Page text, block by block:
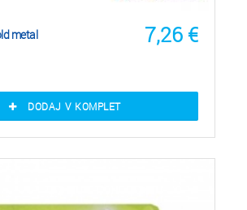
7,26 €
metal
DODAJ V KOMPLET